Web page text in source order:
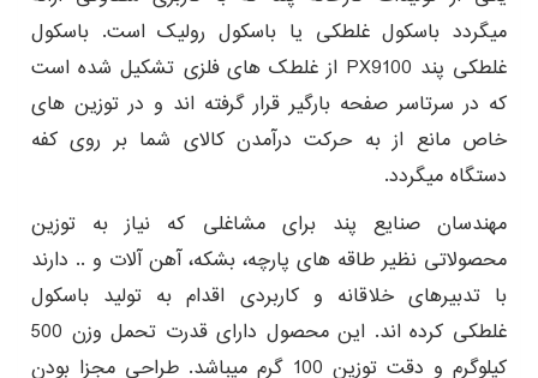
میگردد باسکول غلطکی یا باسکول رولیک است. باسکول
غلطکی پند PX9100 از غلطک های فلزی تشکیل شده است
که در سرتاسر صفحه بارگیر قرار گرفته اند و در توزین های
خاص مانع از به حرکت درآمدن کالای شما بر روی کفه
دستگاه میگردد.
مهندسان صنایع پند برای مشاغلی که نیاز به توزین
محصولاتی نظیر طاقه های پارچه، بشکه، آهن آلات و .. دارند
با تدبیرهای خلاقانه و کاربردی اقدام به تولید باسکول
غلطکی کرده اند. این محصول دارای قدرت تحمل وزن 500
کیلوگرم و دقت توزین 100 گرم میباشد. طراحی مجزا بودن